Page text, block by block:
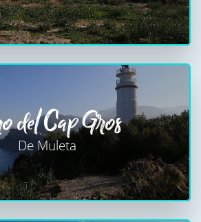
del Cap Gros
De Muleta